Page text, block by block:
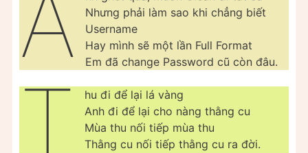
A
Nhưng phải làm sao khi chẳng biết
Username
Hay mình sẽ một lần Full Format
Em đã change Password cũ còn đâu.
T
hu đi để lại lá vàng
Anh đi để lại cho nàng thằng cu
Mùa thu nối tiếp mùa thu
Thằng cu nối tiếp thằng cu ra đời.